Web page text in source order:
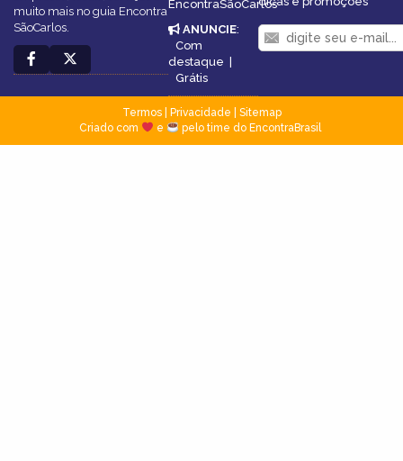
muito mais no guia Encontra
SãoCarlos.
EncontraSãoCarlos
ANUNCIE:
Com
destaque |
Grátis
Termos| Privacidade
Sitemap
Criado com
e pelo time do EncontraBrasil